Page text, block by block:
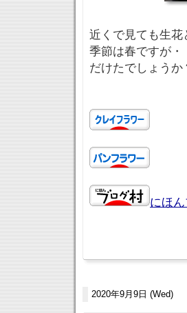
近くで見ても生
季節は春ですが
だけたでしょうか
にほ
2020年9月9日 (Wed)